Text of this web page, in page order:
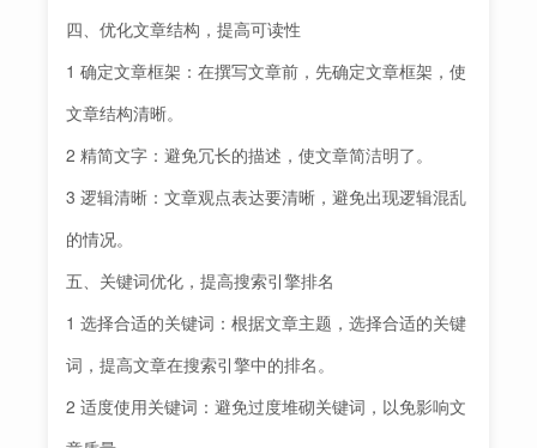
四、优化文章结构，提高可读性
1 确定文章框架：在撰写文章前，先确定文章框架，使
文章结构清晰。
2 精简文字：避免冗长的描述，使文章简洁明了。
3 逻辑清晰：文章观点表达要清晰，避免出现逻辑混乱
的情况。
五、关键词优化，提高搜索引擎排名
1 选择合适的关键词：根据文章主题，选择合适的关键
词，提高文章在搜索引擎中的排名。
2 适度使用关键词：避免过度堆砌关键词，以免影响文